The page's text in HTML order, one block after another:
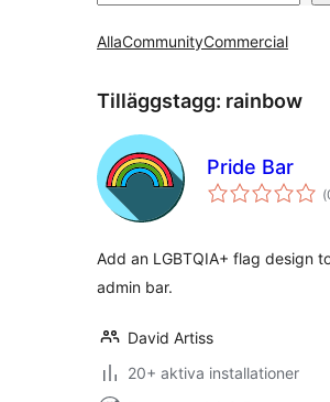
AllaCommunityCommercial
Tilläggstagg: rainbow
Pride Bar
(
Add an LGBTQIA+ flag design
admin bar.
David Artiss
20+ aktiva installationer